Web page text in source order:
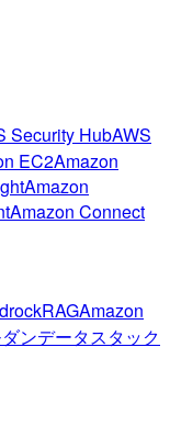
Security HubAWS
EC2Amazon
Amazon
Amazon Connect
RAGAmazon
ンデータスタック